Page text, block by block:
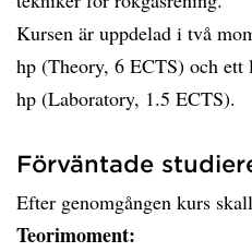
Kursen är uppdelad i två
hp (Theory, 6 ECTS) och ett
hp (Laboratory, 1.5 ECTS).
Förväntade
Efter genomgången kurs
Teorimoment: